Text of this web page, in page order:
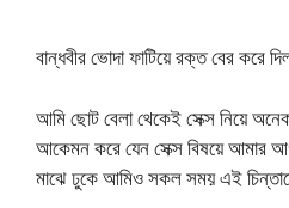
বান্ধবীর ভোদা ফাটিয়ে রক্ত বের করে
আমি ছোট বেলা থেকেই সেক্স নিয়ে
আকেমন করে যেন সেক্স বিষয়ে আমার
মাঝে ঢুকে আমিও সকল সময় এই